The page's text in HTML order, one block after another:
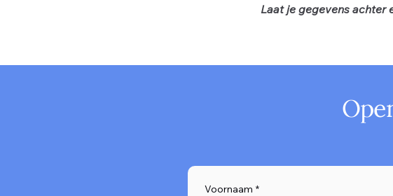
Laat je gegevens achter
Voornaam *